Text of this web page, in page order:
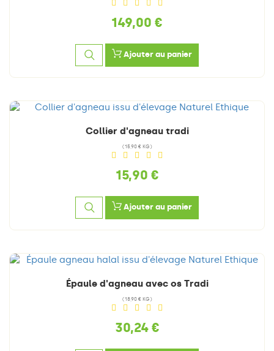
149,00 €
Ajouter au panier
Collier d'agneau tradi
(15,90 € KG)
15,90 €
Ajouter au panier
Épaule d'agneau avec os Tradi
(18,90 € KG)
30,24 €